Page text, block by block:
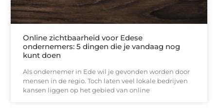
Online zichtbaarheid voor Edese
ondernemers: 5 dingen die je vandaag nog
kunt doen
Als ondernemer in Ede wil je gevonden worden door
mensen in de regio. Toch laten veel lokale bedrijven
kansen liggen op het gebied van online